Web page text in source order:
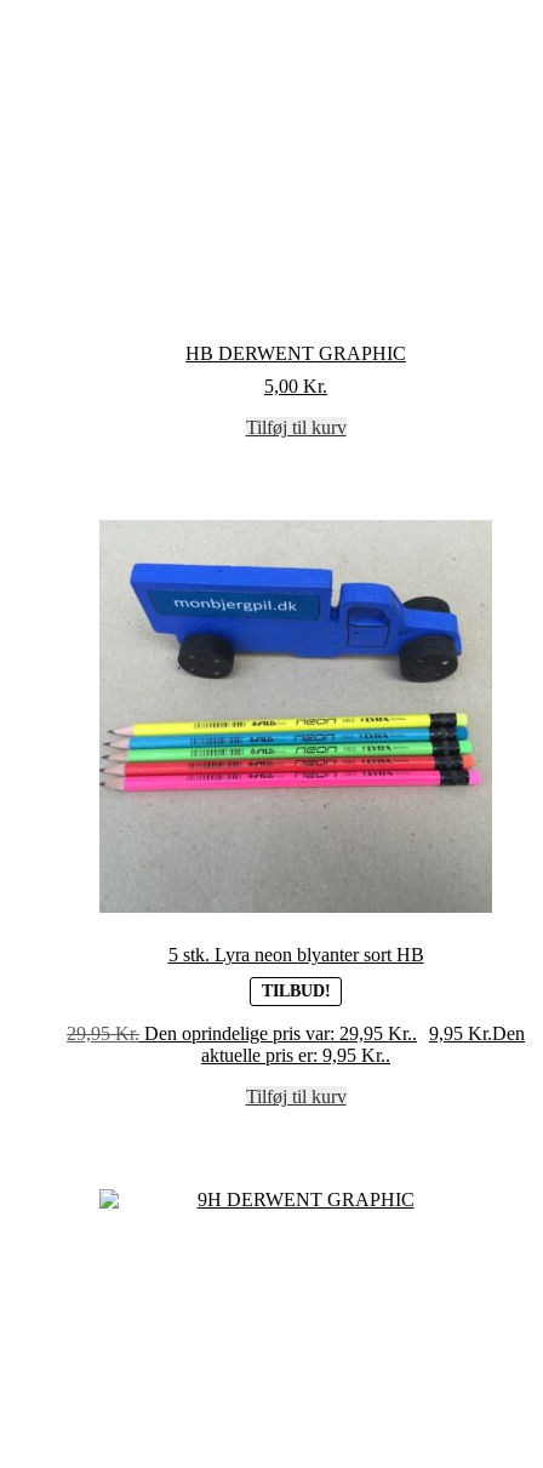
HB DERWENT GRAPHIC
5,00 Kr.
Tilføj til kurv
5 stk. Lyra neon blyanter sort HB
TILBUD!
29,95Kr. Den oprindelige pris var: 29,95 Kr.. 9,95 Kr.Den
aktuelle pris er: 9,95 Kr..
Tilføj til kurv